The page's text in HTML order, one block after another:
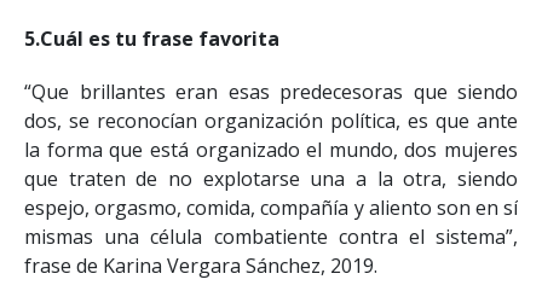
5.Cuál es tu frase favorita
“Que brillantes eran esas predecesoras que siendo
dos, se reconocían organización política, es que ante
la forma que está organizado el mundo, dos mujeres
que traten de no explotarse una a la otra, siendo
espejo, orgasmo, comida, compañía y aliento son en sí
mismas una célula combatiente contra el sistema”,
frase de Karina Vergara Sánchez, 2019.